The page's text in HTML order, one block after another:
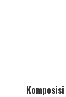
Komposisi